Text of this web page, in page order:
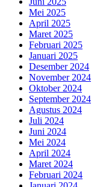
Mei 2025
April 2025
Maret 2025
Februari 2025
Januari 2025
Desember 2024
November 2024
Oktober 2024
September 2024
Agustus 2024
Juli 2024
Juni 2024
Mei 2024
April 2024
Maret 2024
Februari 2024